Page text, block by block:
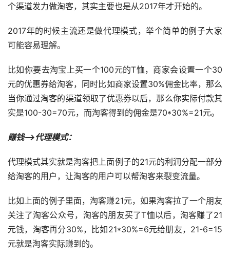
个渠道发力做淘客，其实主要也是从2017年才开始的。
2017年的时候主流还是做代理模式，举个简单的例子大家
可能容易理解。
比如你要去淘宝上买一个100元的T恤，商家会设置一个30
元的优惠券给淘客，同时比如商家设置30%佣金比率，那么
当你通过淘客的渠道领取了优惠券以后，那么你实际付款其
实是100-30=70元，而淘客得到的佣金是70*30%=21元。
赚钱–>代理模式：
代理模式其实就是淘客把上面例子的21元的利润分配一部分
给淘客的用户，让淘客的用户可以帮淘客来裂变流量。
比如上面的例子里面，淘客赚21元，如果淘客拉了一个朋友
关注了淘客公众号，淘客的朋友买了T恤以后，淘客赚了21
元钱，淘客再分30%，比如21*30%=6元给朋友，21-6=15
元就是淘客实际赚到的。